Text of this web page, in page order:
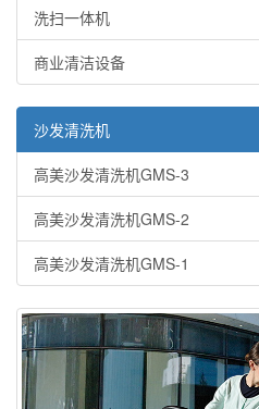
洗扫一体机
商业清洁设备
沙发清洗机
高美沙发清洗机GMS-3
高美沙发清洗机GMS-2
高美沙发清洗机GMS-1